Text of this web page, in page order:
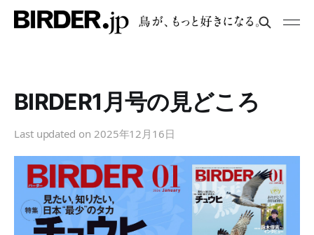
BIRDER1月号の見どころ
Last updated on 2025年12月16日